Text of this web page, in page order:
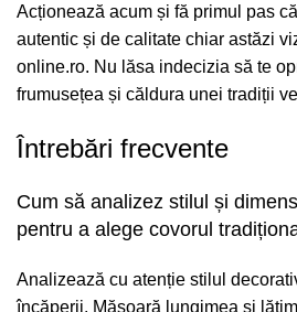
Acționează acum și fă primul pas
autentic și de calitate chiar astăzi
online.ro. Nu lăsa indecizia să te
frumusețea și căldura unei tradiții
Întrebări frecvente
Cum să analizez stilul și
pentru a alege covorul
Analizează cu atenție stilul
încăperii. Măsoară lungimea și